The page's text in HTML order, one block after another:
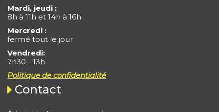
Mardi, jeudi :
8h à 11h et 14h à 16h
Mercredi :
fermé tout le jour
Vendredi:
7h30 - 13h
Politique de confidentialité
Contact